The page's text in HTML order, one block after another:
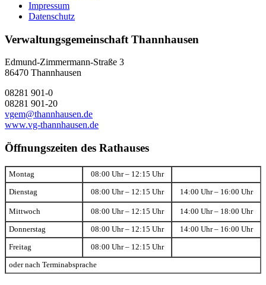
Impressum
Datenschutz
Verwaltungsgemeinschaft Thannhausen
Edmund-Zimmermann-Straße 3
86470 Thannhausen
08281 901-0
08281 901-20
vgem@thannhausen.de
www.vg-thannhausen.de
Öffnungszeiten des Rathauses
Montag 08:00 Uhr – 12:15 Uhr
Dienstag 08:00 Uhr – 12:15 Uhr 14:00 Uhr – 16:00 Uhr
Mittwoch 08:00 Uhr – 12:15 Uhr 14:00 Uhr – 18:00 Uhr
Donnerstag 08:00 Uhr – 12:15 Uhr 14:00 Uhr – 16:00 Uhr
Freitag 08:00 Uhr – 12:15 Uhr
oder nach Terminabsprache